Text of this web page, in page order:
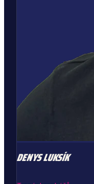
DENYSLUKSÍK